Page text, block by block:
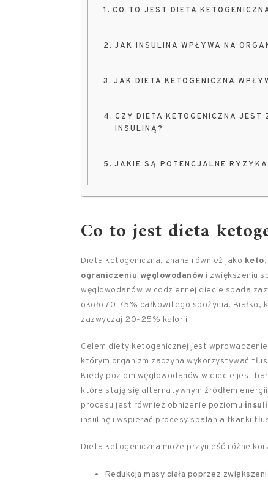
CO TO JEST DIETA
JAK INSULINA WPŁYWA NA
JAK DIETA KETOGENICZNA
CZY DIETA KETOGENICZNA
INSULINĄ?
JAKIE SĄ POTENCJALNE
Co to jest dieta
Dieta ketogeniczna, znana również jako keto
ograniczeniu węglowodanów i zwiększeniu
węglowodanów w codziennej diecie spada
około 70-75% całkowitego spożycia.
zazwyczaj 20-25% kalorii.
Celem diety ketogenicznej jest
którym organizm zaczyna wykorzystywać
Kiedy poziom węglowodanów w diecie jest
które stają się alternatywnym źródłem
procesu jest również obniżenie poziomu
insulinę i wspierać procesy spalania tkanki
Dieta ketogeniczna może przynieść różne
Redukcja masy ciała poprzez